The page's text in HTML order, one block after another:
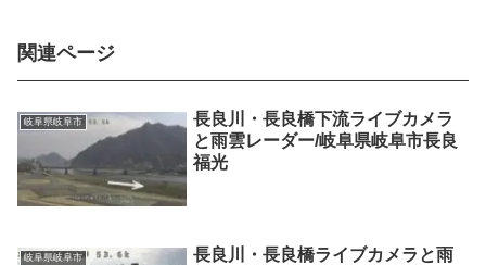
関連ページ
岐阜県岐阜市
長良川・長良橋下流ライブカメラ
と雨雲レーダー/岐阜県岐阜市長良
福光
岐阜県岐阜市
長良川・長良橋ライブカメラと雨